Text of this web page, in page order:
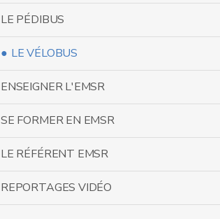
LE PÉDIBUS
LE VÉLOBUS
ENSEIGNER L'EMSR
SE FORMER EN EMSR
LE RÉFÉRENT EMSR
REPORTAGES VIDÉO